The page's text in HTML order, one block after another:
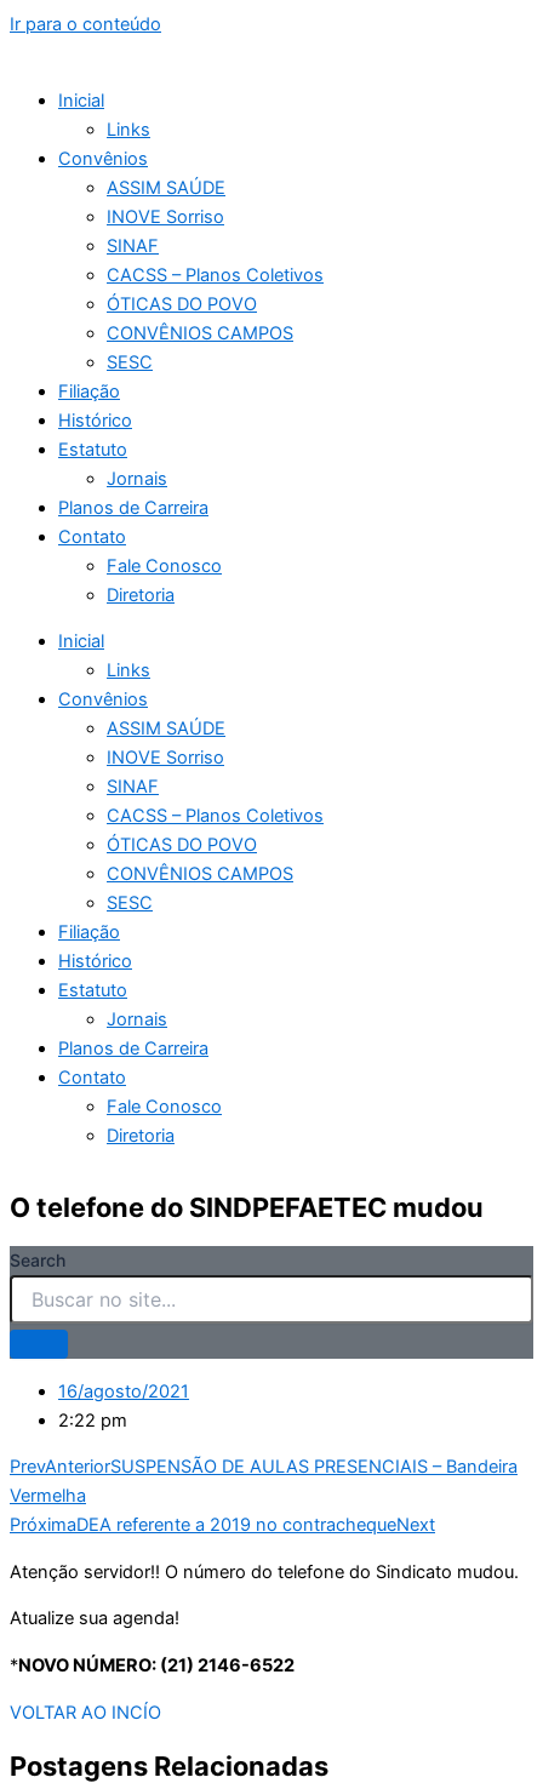
Ir para o conteúdo
Inicial
Links
Convênios
ASSIM SAÚDE
INOVE Sorriso
SINAF
CACSS – Planos Coletivos
ÓTICAS DO POVO
CONVÊNIOS CAMPOS
SESC
Filiação
Histórico
Estatuto
Jornais
Planos de Carreira
Contato
Fale Conosco
Diretoria
Inicial
Links
Convênios
ASSIM SAÚDE
INOVE Sorriso
SINAF
CACSS – Planos Coletivos
ÓTICAS DO POVO
CONVÊNIOS CAMPOS
SESC
Filiação
Histórico
Estatuto
Jornais
Planos de Carreira
Contato
Fale Conosco
Diretoria
O telefone do SINDPEFAETEC mudou
Search
16/agosto/2021
2:22 pm
PrevAnteriorSUSPENSÃO DE AULAS PRESENCIAIS – Bandeira
Vermelha
PróximaDEA referente a 2019 no contrachequeNext
Atenção servidor!! O número do telefone do Sindicato mudou.
Atualize sua agenda!
*NOVO NÚMERO: (21) 2146-6522
VOLTAR AO INCÍO
Postagens Relacionadas